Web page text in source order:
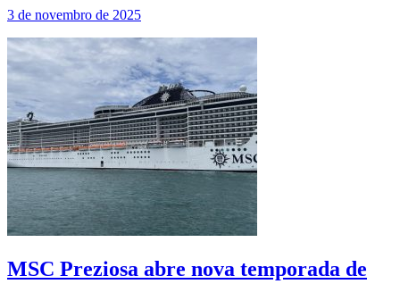
3 de novembro de 2025
MSC Preziosa abre nova temporada de